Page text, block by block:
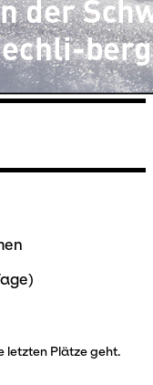
letzten Plätze geht.